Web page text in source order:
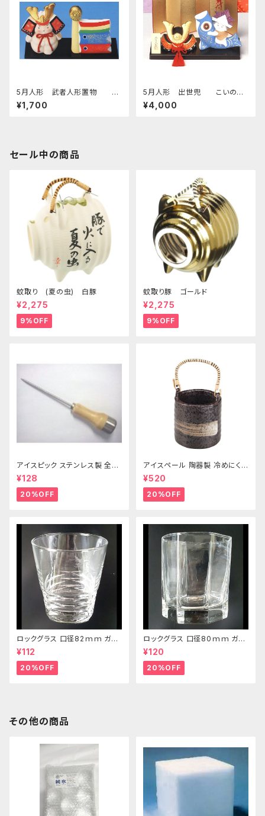
5月人形 武者人形置物 こ
いのぼり付 四日市萬古焼
¥1,700
5月人形 出世兜 こいのぼ
り付 四日市萬古焼
¥4,000
セール中の商品
蚊取り (夏の虫) 白豚
¥2,275
9%OFF
蚊取り豚 ゴールド
¥2,275
9%OFF
アイスピック ステンレス製 全長
215ｍｍ
¥128
20%OFF
アイスペール 陶器製 冷めにくい
二重構造 860ml
¥520
20%OFF
ロックグラス 口径82ｍｍ ガラ
ス製 250cc
¥112
20%OFF
ロックグラス 口径80ｍｍ ガラ
ス製 220cc
¥120
20%OFF
その他の商品